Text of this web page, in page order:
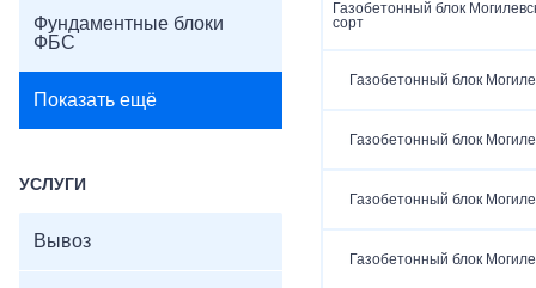
Фундаментные блоки
ФБС
Показать ещё
УСЛУГИ
Вывоз
Газобетонный блок
сорт
Газобетонный блок
Газобетонный блок
Газобетонный блок
Газобетонный блок